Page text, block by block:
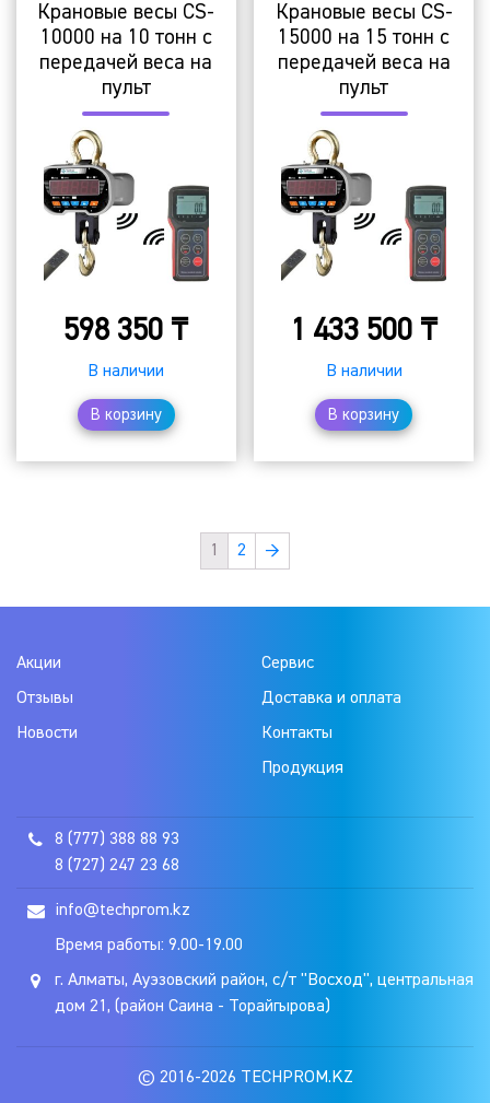
Крановые весы CS-
10000 на 10 тонн с
передачей веса на
пульт
598 350 ₸
В наличии
В корзину
Крановые весы CS-
15000 на 15 тонн с
передачей веса на
пульт
1 433 500 ₸
В наличии
В корзину
1 2 →
Акции
Отзывы
Новости
Сервис
Доставка и оплата
Контакты
Продукция
8 (777) 388 88 93
8 (727) 247 23 68
info@techprom.kz
Время работы: 9.00-19.00
г. Алматы, Ауэзовский район, с/т "Восход", центральная
дом 21, (район Саина - Торайгырова)
© 2016-2026 TECHPROM.KZ